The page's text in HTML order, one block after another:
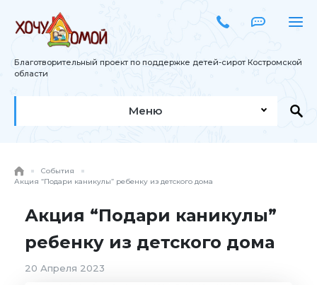
Благотворительный проект по поддержке детей-сирот Костромской
области
Меню
События
Акция “Подари каникулы” ребенку из детского дома
Акция “Подари каникулы”
ребенку из детского дома
20 Апреля 2023